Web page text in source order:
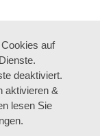
auf
deaktiviert.
aktivieren &
lesen Sie